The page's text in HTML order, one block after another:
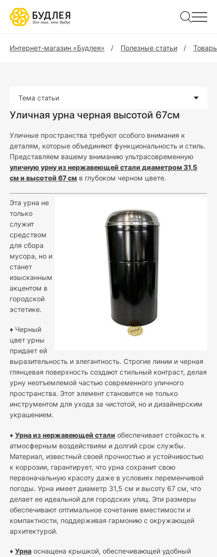
Интернет-магазин «Будлея» Полезные статьи
Тема статьи
Уличная урна черная высотой 67см
Уличные пространства требуют особого внимания к
деталям, которые объединяют функциональность и стиль.
Представляем вашему вниманию ультрасовременную
уличную урну из нержавеющей стали диаметром 31,5
см и высотой 67 см в глубоком черном цвете.
Эта урна не
только
служит
средством
для сбора
мусора, но и
станет
изысканным
акцентом в
городской
эстетике.
♦ Черный
цвет урны
придает ей
выразительность и элегантность. Строгие линии и черная
глянцевая поверхность создают стильный контраст, делая
урну неотъемлемой частью современного уличного
пространства. Этот элемент становится не только
инструментом для ухода за чистотой, но и дизайнерским
украшением.
♦ Урна из нержавеющей стали обеспечивает стойкость к
атмосферным воздействиям и долгий срок службы.
Материал, известный своей прочностью и устойчивостью
к коррозии, гарантирует, что урна сохранит свою
первоначальную красоту даже в условиях переменчивой
погоды. Урна имеет диаметр 31,5 см и высоту 67 см, что
делает ее идеальной для городских улиц. Эти размеры
обеспечивают оптимальное сочетание вместимости и
компактности, поддерживая гармонию с окружающей
архитектурой.
♦ Урна оснащена крышкой, обеспечивающей удобный